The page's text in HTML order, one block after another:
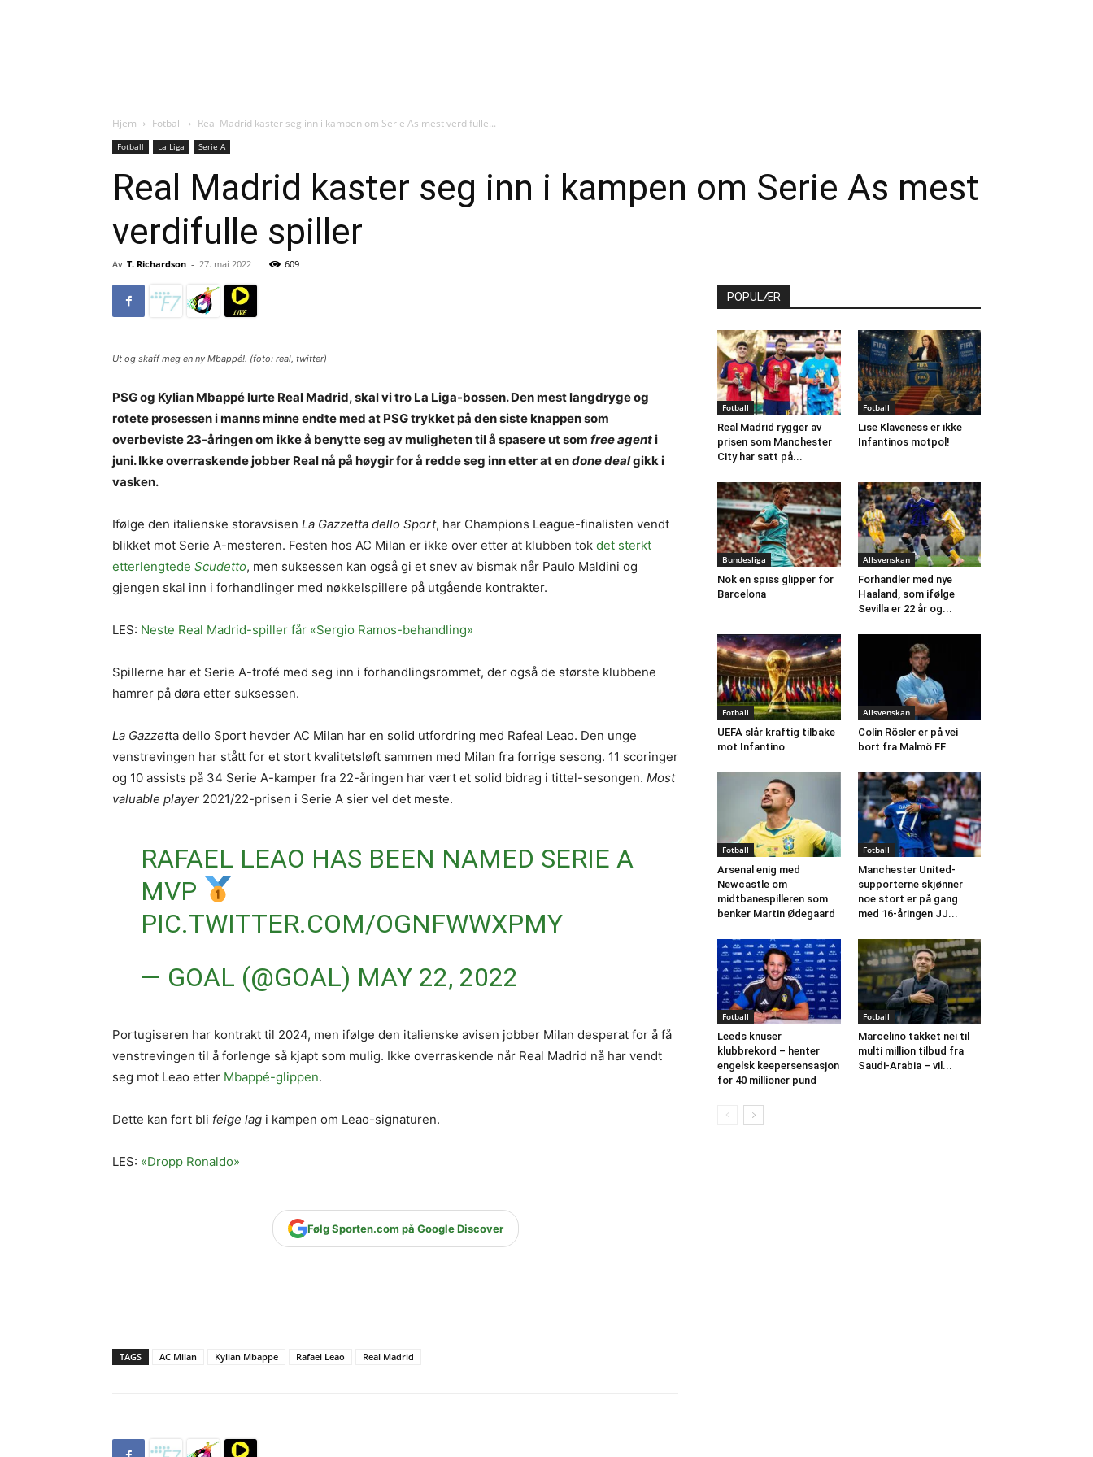
Hjem Fotball Real Madrid kaster seg inn i kampen om Serie As mest verdifulle...
Fotball La Liga Serie A
Real Madrid kaster seg inn i kampen om Serie As mest
verdifulle spiller
Av T. Richardson - 27. mai 2022 609
Ut og skaff meg en ny Mbappé!. (foto: real, twitter)
PSG og Kylian Mbappé lurte Real Madrid, skal vi tro La Liga-bossen. Den mest langdryge og
rotete prosessen i manns minne endte med at PSG trykket på den siste knappen som
overbeviste 23-åringen om ikke å benytte seg av muligheten til å spasere ut som free agenti
juni. Ikke overraskende jobber Real nå på høygir for å redde seg inn etter at endone dealgikk i
vasken.
Ifølge den italienske storavsisen La Gazzetta dello Sport, har Champions League-finalisten vendt
blikket mot Serie A-mesteren. Festen hos AC Milan er ikke over etter at klubben tok det sterkt
etterlengtede Scudetto, men suksessen kan også gi et snev av bismak når Paulo Maldini og
gjengen skal inn i forhandlinger med nøkkelspillere på utgående kontrakter.
LES: Neste Real Madrid-spiller får «Sergio Ramos-behandling»
Spillerne har et Serie A-trofé med seg inn i forhandlingsrommet, der også de største klubbene
hamrer på døra etter suksessen.
La Gazzetta dello Sport hevder AC Milan har en solid utfordring med Rafeal Leao. Den unge
venstrevingen har stått for et stort kvalitetsløft sammen med Milan fra forrige sesong. 11 scoringer
og 10 assists på 34 Serie A-kamper fra 22-åringen har vært et solid bidrag i tittel-sesongen. Most
valuable player 2021/22-prisen i Serie A sier vel det meste.
RAFAEL LEAO HAS BEEN NAMED SERIE A
MVP
PIC.TWITTER.COM/OGNFWWXPMY
— GOAL (@GOAL) MAY 22, 2022
Portugiseren har kontrakt til 2024, men ifølge den italienske avisen jobber Milan desperat for å få
venstrevingen til å forlenge så kjapt som mulig. Ikke overraskende når Real Madrid nå har vendt
seg mot Leao etter Mbappé-glippen.
Dette kan fort bli feige lag i kampen om Leao-signaturen.
LES: «Dropp Ronaldo»
Følg Sporten.com på Google Discover
TAGS AC Milan Kylian Mbappe Rafael Leao Real Madrid
POPULÆR
Fotball
Real Madrid rygger av
prisen som Manchester
City har satt på...
Fotball
Lise Klaveness er ikke
Infantinos motpol!
Bundesliga
Nok en spiss glipper for
Barcelona
Allsvenskan
Forhandler med nye
Haaland, som ifølge
Sevilla er 22 år og...
Fotball
UEFA slår kraftig tilbake
mot Infantino
Allsvenskan
Colin Rösler er på vei
bort fra Malmö FF
Fotball
Arsenal enig med
Newcastle om
midtbanespilleren som
benker Martin Ødegaard
Fotball
Manchester United-
supporterne skjønner
noe stort er på gang
med 16-åringen JJ...
Fotball
Leeds knuser
klubbrekord – henter
engelsk keepersensasjon
for 40 millioner pund
Fotball
Marcelino takket nei til
multi million tilbud fra
Saudi-Arabia – vil...